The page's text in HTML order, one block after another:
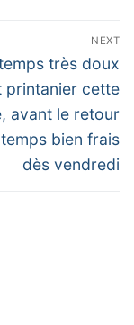
NEXT
très doux
printanier cette
avant le retour
temps bien frais
dès vendredi